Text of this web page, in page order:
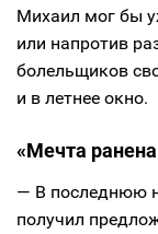
Михаил мог бы
или напротив
болельщиков
и в летнее окно.
«Мечта
— В последнюю
получил